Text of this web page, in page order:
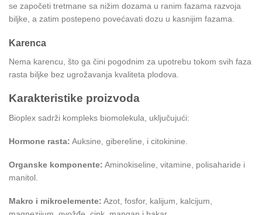
se započeti tretmane sa nižim dozama u ranim fazama razvoja
biljke, a zatim postepeno povećavati dozu u kasnijim fazama.
Karenca
Nema karencu, što ga čini pogodnim za upotrebu tokom svih faza
rasta biljke bez ugrožavanja kvaliteta plodova.
Karakteristike proizvoda
Bioplex sadrži kompleks biomolekula, uključujući:
Hormone rasta: Auksine, gibereline, i citokinine.
Organske komponente: Aminokiseline, vitamine, polisaharide i
manitol.
Makro i mikroelemente: Azot, fosfor, kalijum, kalcijum,